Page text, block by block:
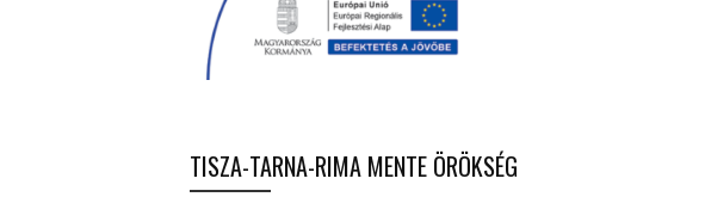
TISZA-TARNA-RIMA MENTE ÖRÖKSÉG